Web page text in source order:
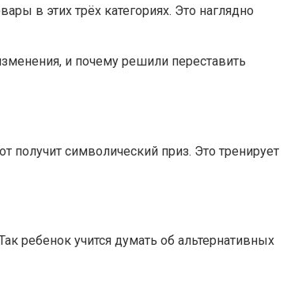
в этих трёх категориях. Это наглядно
и почему решили переставить
символический приз. Это тренирует
ребенок учится думать об альтернативных